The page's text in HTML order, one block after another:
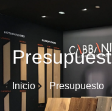
Inicio Presupuesto